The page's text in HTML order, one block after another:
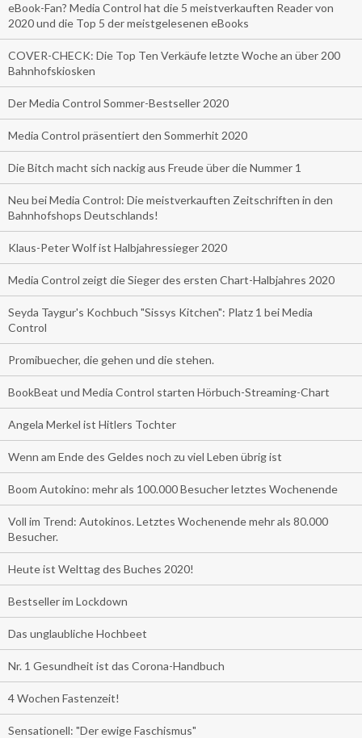
eBook-Fan? Media Control hat die 5 meistverkauften Reader von
2020 und die Top 5 der meistgelesenen eBooks
COVER-CHECK: Die Top Ten Verkäufe letzte Woche an über 200
Bahnhofskiosken
Der Media Control Sommer-Bestseller 2020
Media Control präsentiert den Sommerhit 2020
Die Bitch macht sich nackig aus Freude über die Nummer 1
Neu bei Media Control: Die meistverkauften Zeitschriften in den
Bahnhofshops Deutschlands!
Klaus-Peter Wolf ist Halbjahressieger 2020
Media Control zeigt die Sieger des ersten Chart-Halbjahres 2020
Seyda Taygur's Kochbuch "Sissys Kitchen": Platz 1 bei Media
Control
Promibuecher, die gehen und die stehen.
BookBeat und Media Control starten Hörbuch-Streaming-Chart
Angela Merkel ist Hitlers Tochter
Wenn am Ende des Geldes noch zu viel Leben übrig ist
Boom Autokino: mehr als 100.000 Besucher letztes Wochenende
Voll im Trend: Autokinos. Letztes Wochenende mehr als 80.000
Besucher.
Heute ist Welttag des Buches 2020!
Bestseller im Lockdown
Das unglaubliche Hochbeet
Nr. 1 Gesundheit ist das Corona-Handbuch
4 Wochen Fastenzeit!
Sensationell: "Der ewige Faschismus"